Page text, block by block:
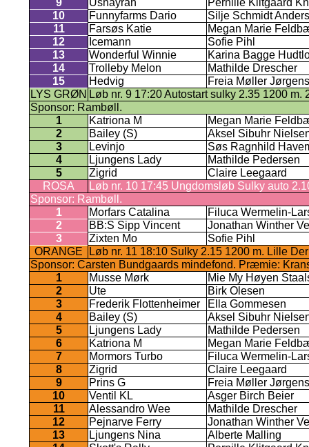
10
Funnyfarms Dario
Silje Schmidt
11
Farsøs Katie
Megan Marie
12
Icemann
Sofie Pihl
13
Wonderful Winnie
Karina Bagge
14
Trolleby Melon
Mathilde Drescher
15
Hedvig
Freia Møller
LYS GRØN Løb nr. 9 17:20 Autostart sulky 2.35 1200 m.
Sponsor: Rambøll.
1
Katriona M
Megan Marie
2
Bailey (S)
Aksel Sibuhr
3
Levinjo
Søs Ragnhild
4
Ljungens Lady
Mathilde Pedersen
5
Zigrid
Claire Leegaard
ROSA
Løb nr. 10 17:45 Ungdomsløb Sulky auto
Sponsor: Rambøll.
1
Morfars Catalina
Filuca Wermelin-
2
BB:S Sipp Vincent
Jonathan Winther
3
Zixten Mo
Sofie Pihl
ORANGE
Løb nr. 11 18:10 Sulky 2.15 1200 m. Lille
Sponsor: Carsten Bundgaards mindefond. Præmie:
1
Musse Mørk
Mie My Høyen
2
Ute
Birk Olesen
3
Frederik Flottenheimer
Ella Gommesen
4
Bailey (S)
Aksel Sibuhr
5
Ljungens Lady
Mathilde Pedersen
6
Katriona M
Megan Marie
7
Mormors Turbo
Filuca Wermelin-
8
Zigrid
Claire Leegaard
9
Prins G
Freia Møller
10
Ventil KL
Asger Birch Beier
11
Alessandro Wee
Mathilde Drescher
12
Pejnarve Ferry
Jonathan Winther
13
Ljungens Nina
Alberte Malling